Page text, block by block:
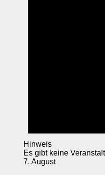
Hinweis
Es gibt keine
7. August